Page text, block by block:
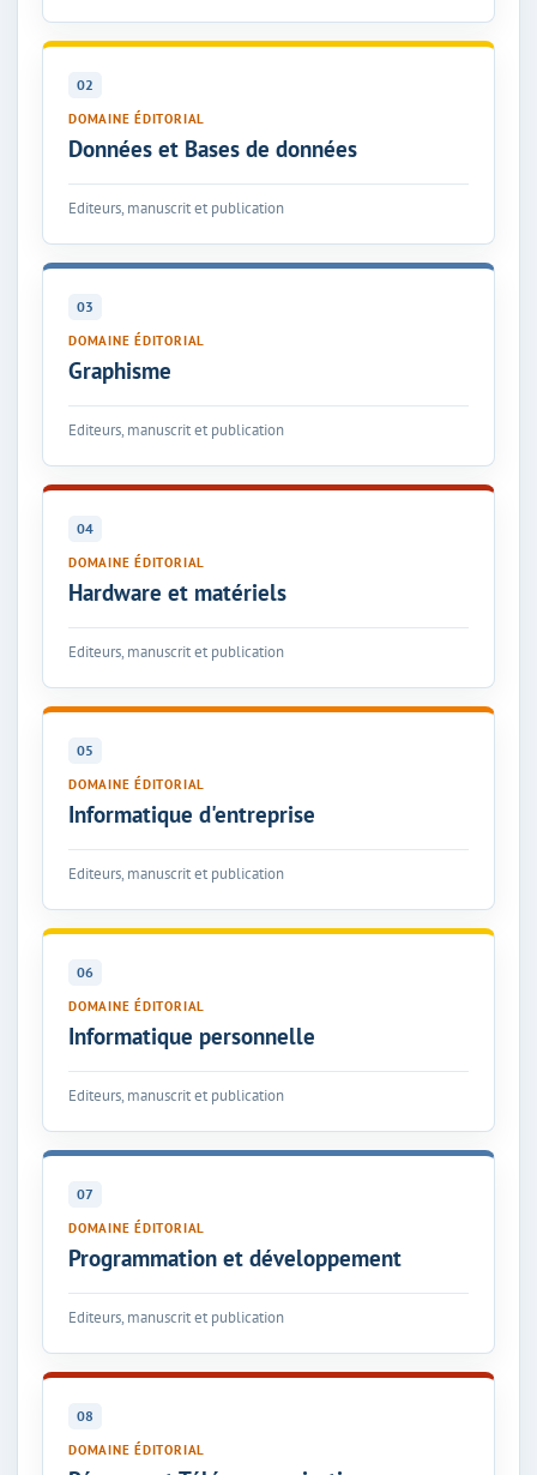
02
DOMAINE ÉDITORIAL
Données et Bases de données
Editeurs, manuscrit et publication
03
DOMAINE ÉDITORIAL
Graphisme
Editeurs, manuscrit et publication
04
DOMAINE ÉDITORIAL
Hardware et matériels
Editeurs, manuscrit et publication
05
DOMAINE ÉDITORIAL
Informatique d'entreprise
Editeurs, manuscrit et publication
06
DOMAINE ÉDITORIAL
Informatique personnelle
Editeurs, manuscrit et publication
07
DOMAINE ÉDITORIAL
Programmation et développement
Editeurs, manuscrit et publication
08
DOMAINE ÉDITORIAL